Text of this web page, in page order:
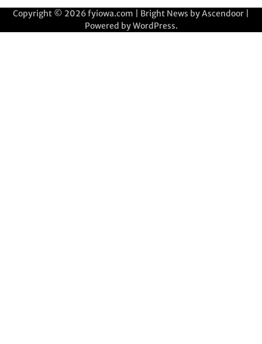
Copyright © 2026fyiowa.com | Bright News byAscendoor
Powered byWordPress.